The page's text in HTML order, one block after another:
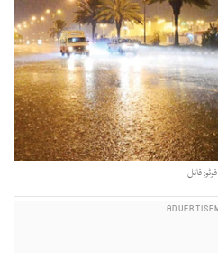
فوٹو: فائل